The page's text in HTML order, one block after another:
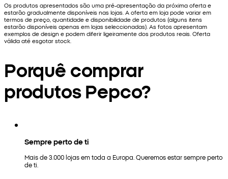
Os produtos apresentados são uma pré-apresentação da próxima oferta e
estarão gradualmente disponíveis nas lojas. A oferta em loja pode variar em
termos de preço, quantidade e disponibilidade de produtos (alguns itens
estarão disponíveis apenas em lojas seleccionadas). As fotos apresentam
exemplos de design e podem diferir ligeiramente dos produtos reais. Oferta
válida até esgotar stock.
Porquê comprar
produtos Pepco?
Sempre perto de ti
Mais de 3.000 lojas em toda a Europa. Queremos estar sempre perto
de ti.